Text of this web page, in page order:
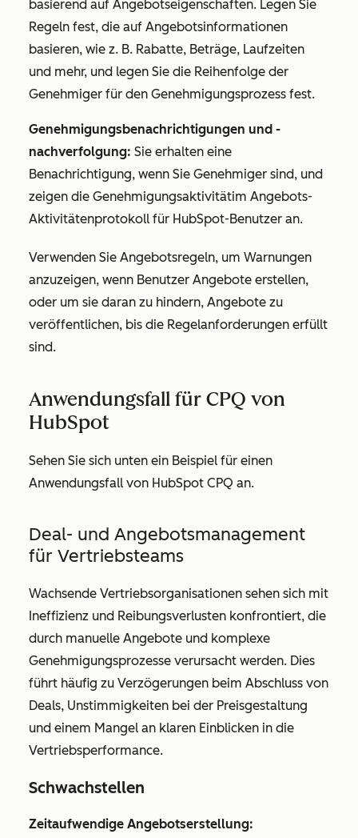
basierend auf Angebotseigenschaften. Legen Sie
Regeln fest, die auf Angebotsinformationen
basieren, wie z. B. Rabatte, Beträge, Laufzeiten
und mehr, und legen Sie die Reihenfolge der
Genehmiger für den Genehmigungsprozess fest.
Genehmigungsbenachrichtigungen und -
nachverfolgung: Sie erhalten eine
Benachrichtigung, wenn Sie Genehmiger sind, und
zeigen die Genehmigungsaktivitätim Angebots-
Aktivitätenprotokoll für HubSpot-Benutzer an.
Verwenden Sie Angebotsregeln, um Warnungen
anzuzeigen, wenn Benutzer Angebote erstellen,
oder um sie daran zu hindern, Angebote zu
veröffentlichen, bis die Regelanforderungen erfüllt
sind.
Anwendungsfall für CPQ von
HubSpot
Sehen Sie sich unten ein Beispiel für einen
Anwendungsfall von HubSpot CPQ an.
Deal- und Angebotsmanagement
für Vertriebsteams
Wachsende Vertriebsorganisationen sehen sich mit
Ineffizienz und Reibungsverlusten konfrontiert, die
durch manuelle Angebote und komplexe
Genehmigungsprozesse verursacht werden. Dies
führt häufig zu Verzögerungen beim Abschluss von
Deals, Unstimmigkeiten bei der Preisgestaltung
und einem Mangel an klaren Einblicken in die
Vertriebsperformance.
Schwachstellen
Zeitaufwendige Angebotserstellung: